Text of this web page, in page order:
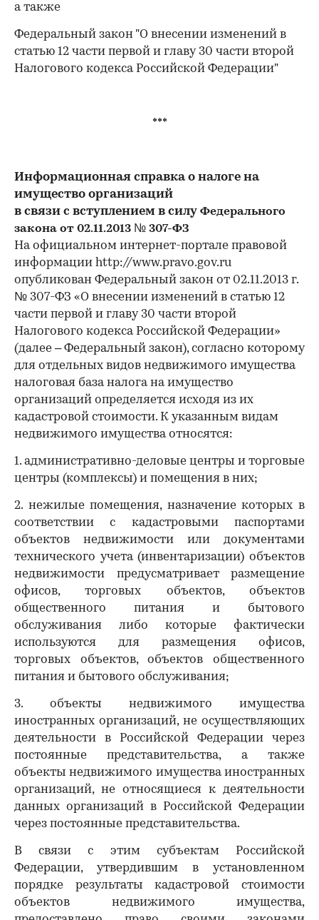
а также
Федеральный закон "О внесении изменений в
статью 12 части первой и главу 30 части второй
Налогового кодекса Российской Федерации"
***
Информационная справка о налоге на
имущество организаций
в связи с вступлением в силу Федерального
закона от 02.11.2013 № 307-ФЗ
На официальном интернет-портале правовой
информации http://www.pravo.gov.ru
опубликован Федеральный закон от 02.11.2013 г.
№ 307-ФЗ «О внесении изменений в статью 12
части первой и главу 30 части второй
Налогового кодекса Российской Федерации»
(далее – Федеральный закон), согласно которому
для отдельных видов недвижимого имущества
налоговая база налога на имущество
организаций определяется исходя из их
кадастровой стоимости. К указанным видам
недвижимого имущества относятся:
1. административно-деловые центры и торговые
центры (комплексы) и помещения в них;
2. нежилые помещения, назначение которых в
соответствии с кадастровыми паспортами
объектов недвижимости или документами
технического учета (инвентаризации) объектов
недвижимости предусматривает размещение
офисов, торговых объектов, объектов
общественного питания и бытового
обслуживания либо которые фактически
используются для размещения офисов,
торговых объектов, объектов общественного
питания и бытового обслуживания;
3. объекты недвижимого имущества
иностранных организаций, не осуществляющих
деятельности в Российской Федерации через
постоянные представительства, а также
объекты недвижимого имущества иностранных
организаций, не относящиеся к деятельности
данных организаций в Российской Федерации
через постоянные представительства.
В связи с этим субъектам Российской
Федерации, утвердившим в установленном
порядке результаты кадастровой стоимости
объектов недвижимого имущества,